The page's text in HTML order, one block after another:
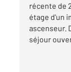
récente de
étage d'un
ascenseur.
séjour